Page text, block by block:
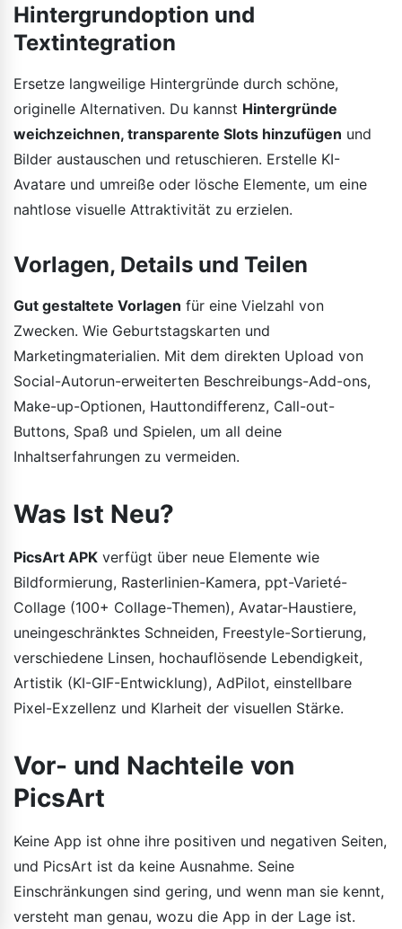
Hintergrundoption und
Textintegration
Ersetze langweilige Hintergründe durch schöne,
originelle Alternativen. Du kannst Hintergründe
weichzeichnen, transparente Slots hinzufügen und
Bilder austauschen und retuschieren. Erstelle KI-
Avatare und umreiße oder lösche Elemente, um eine
nahtlose visuelle Attraktivität zu erzielen.
Vorlagen, Details und Teilen
Gut gestaltete Vorlagen für eine Vielzahl von
Zwecken. Wie Geburtstagskarten und
Marketingmaterialien. Mit dem direkten Upload von
Social-Autorun-erweiterten Beschreibungs-Add-ons,
Make-up-Optionen, Hauttondifferenz, Call-out-
Buttons, Spaß und Spielen, um all deine
Inhaltserfahrungen zu vermeiden.
Was Ist Neu?
PicsArt APK verfügt über neue Elemente wie
Bildformierung, Rasterlinien-Kamera, ppt-Varieté-
Collage (100+ Collage-Themen), Avatar-Haustiere,
uneingeschränktes Schneiden, Freestyle-Sortierung,
verschiedene Linsen, hochauflösende Lebendigkeit,
Artistik (KI-GIF-Entwicklung), AdPilot, einstellbare
Pixel-Exzellenz und Klarheit der visuellen Stärke.
Vor- und Nachteile von
PicsArt
Keine App ist ohne ihre positiven und negativen Seiten,
und PicsArt ist da keine Ausnahme. Seine
Einschränkungen sind gering, und wenn man sie kennt,
versteht man genau, wozu die App in der Lage ist.